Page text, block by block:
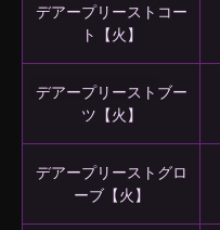
デアープリーストコー
ト【火】
デアープリーストブー
ツ【火】
デアープリーストグロ
ーブ【火】